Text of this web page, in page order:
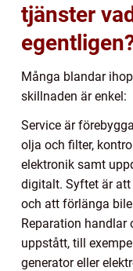
tjänster
Många blandar
skillnaden är enkel:
Service är
olja och filter,
elektronik samt
digitalt. Syftet är
och att förlänga
Reparation handlar
uppstått, till
generator eller